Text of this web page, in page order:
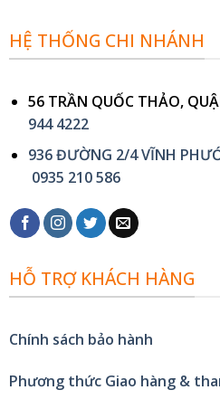
HỆ THỐNG CHI NHÁNH
56 TRẦN QUỐC THẢO,
944 4222
936 ĐƯỜNG 2/4 VĨNH
0935 210 586
HỖ TRỢ KHÁCH HÀNG
Chính sách bảo hành
Phương thức Giao hàng &